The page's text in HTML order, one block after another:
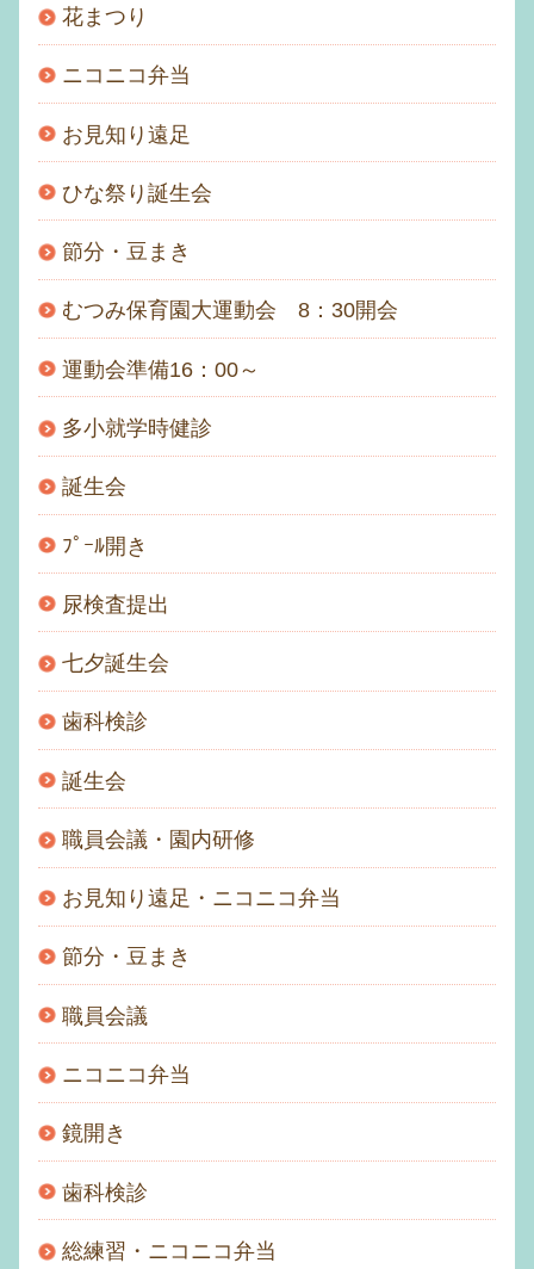
花まつり
ニコニコ弁当
お見知り遠足
ひな祭り誕生会
節分・豆まき
むつみ保育園大運動会 8：30開会
運動会準備16：00～
多小就学時健診
誕生会
ﾌﾟｰﾙ開き
尿検査提出
七夕誕生会
歯科検診
誕生会
職員会議・園内研修
お見知り遠足・ニコニコ弁当
節分・豆まき
職員会議
ニコニコ弁当
鏡開き
歯科検診
総練習・ニコニコ弁当